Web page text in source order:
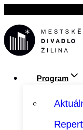
content
Program